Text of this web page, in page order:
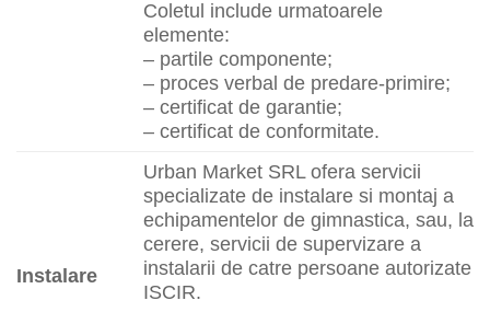
Coletul include urmatoarele
elemente:
– partile componente;
– proces verbal de predare-primire;
– certificat de garantie;
– certificat de conformitate.
Instalare
Urban Market SRL ofera servicii
specializate de instalare si montaj a
echipamentelor de gimnastica, sau, la
cerere, servicii de supervizare a
instalarii de catre persoane autorizate
ISCIR.